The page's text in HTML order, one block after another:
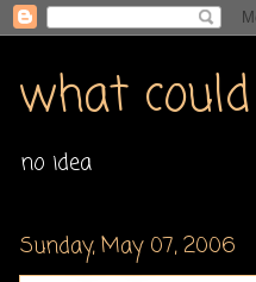
what
no idea
Sunday, May 07, 2006